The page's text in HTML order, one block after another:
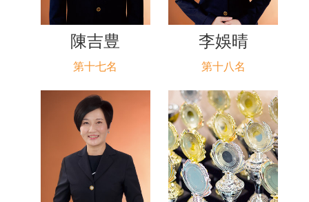
陳吉豊
第十七名
李娛晴
第十八名